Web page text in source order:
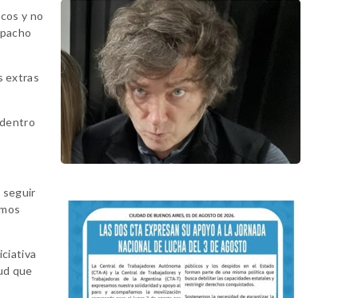
y no
extras
seguir
que